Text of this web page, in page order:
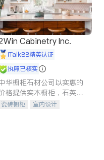
Cabinetry Inc.
iTalkBB精英认证
执照已核实
华橱柜石材公司以实惠的
格提供实木橱柜，石英石
台面，多种优质不锈钢水
瓷砖橱柜
室内设计